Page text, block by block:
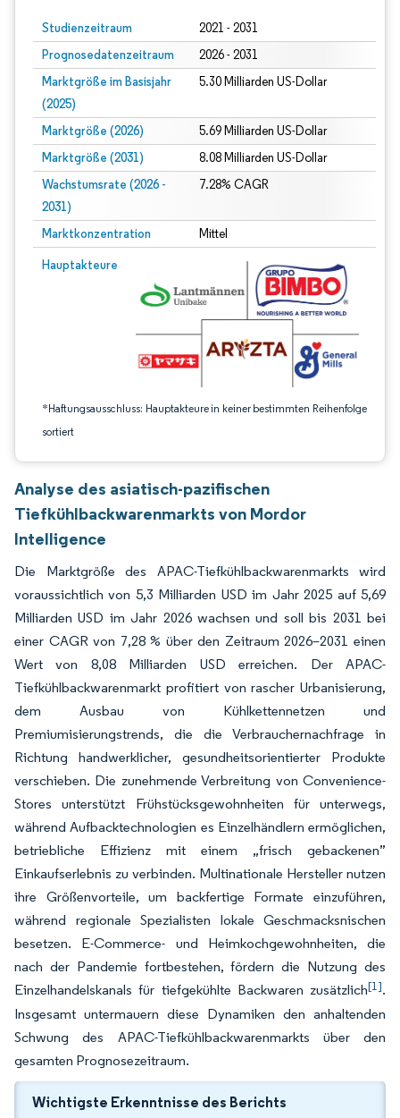
Studienzeitraum 2021 - 2031
Prognosedatenzeitraum 2026 - 2031
Marktgröße im Basisjahr
(2025)
5.30 Milliarden US-Dollar
Marktgröße (2026) 5.69 Milliarden US-Dollar
Marktgröße (2031) 8.08 Milliarden US-Dollar
Wachstumsrate (2026 -
2031)
7.28% CAGR
Marktkonzentration Mittel
Hauptakteure
*Haftungsausschluss: Hauptakteure in keiner bestimmten Reihenfolge
sortiert
Bild © Mordor Intelligence. Wiederverwendung erfordert Namensnennung
Analyse des asiatisch-pazifischen
Tiefkühlbackwarenmarkts von Mordor
Intelligence
Die Marktgröße des APAC-Tiefkühlbackwarenmarkts wird
voraussichtlich von 5,3 Milliarden USD im Jahr 2025 auf 5,69
Milliarden USD im Jahr 2026 wachsen und soll bis 2031 bei
einer CAGR von 7,28 % über den Zeitraum 2026–2031 einen
Wert von 8,08 Milliarden USD erreichen. Der APAC-
Tiefkühlbackwarenmarkt profitiert von rascher Urbanisierung,
dem Ausbau von Kühlkettennetzen und
Premiumisierungstrends, die die Verbrauchernachfrage in
Richtung handwerklicher, gesundheitsorientierter Produkte
verschieben. Die zunehmende Verbreitung von Convenience-
Stores unterstützt Frühstücksgewohnheiten für unterwegs,
während Aufbacktechnologien es Einzelhändlern ermöglichen,
betriebliche Effizienz mit einem „frisch gebackenen”
Einkaufserlebnis zu verbinden. Multinationale Hersteller nutzen
ihre Größenvorteile, um backfertige Formate einzuführen,
während regionale Spezialisten lokale Geschmacksnischen
besetzen. E-Commerce- und Heimkochgewohnheiten, die
nach der Pandemie fortbestehen, fördern die Nutzung des
Einzelhandelskanals für tiefgekühlte Backwaren zusätzlich[1].
Insgesamt untermauern diese Dynamiken den anhaltenden
Schwung des APAC-Tiefkühlbackwarenmarkts über den
gesamten Prognosezeitraum.
Wichtigste Erkenntnisse des Berichts